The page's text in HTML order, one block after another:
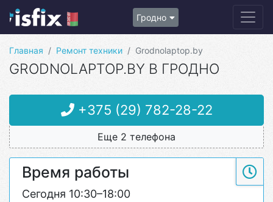
Гродно
Главная Ремонт техники Grodnolaptop.by
GRODNOLAPTOP.BY В ГРОДНО
+375 (29) 782-28-22
Еще 2 телефона
Время работы
Сегодня 10:30–18:00